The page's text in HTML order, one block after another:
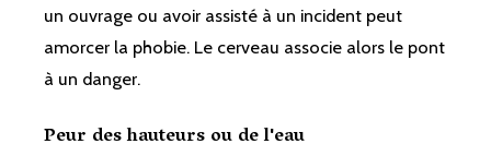
un ouvrage ou avoir assisté à un incident peut
amorcer la phobie. Le cerveau associe alors le pont
à un danger.